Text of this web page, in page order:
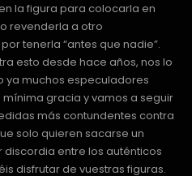
la figura para colocarla en
revenderla a otro
tenerla “antes que nadie”.
esto desde hace años, nos lo
ya muchos especuladores
gracia y vamos a seguir
más contundentes contra
solo quieren sacarse un
entre los auténticos
disfrutar de vuestras figuras.